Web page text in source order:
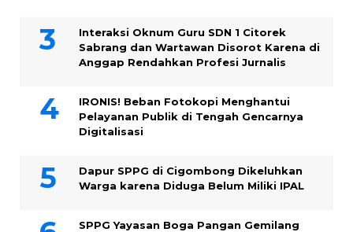
Interaksi Oknum Guru SDN 1 Citorek
Sabrang dan Wartawan Disorot Karena di
Anggap Rendahkan Profesi Jurnalis
IRONIS! Beban Fotokopi Menghantui
Pelayanan Publik di Tengah Gencarnya
Digitalisasi
Dapur SPPG di Cigombong Dikeluhkan
Warga karena Diduga Belum Miliki IPAL
SPPG Yayasan Boga Pangan Gemilang